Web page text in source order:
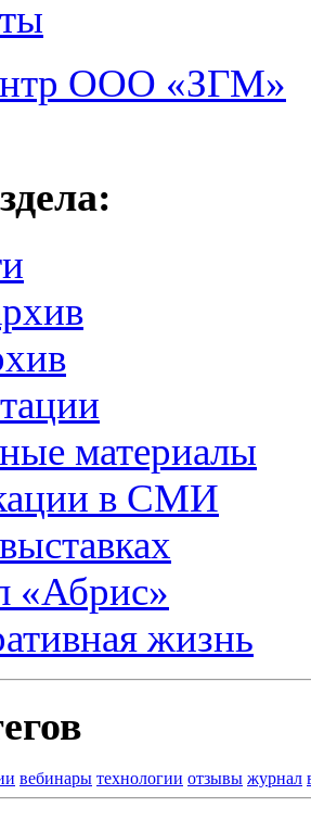
ООО «ЗГМ»
материалы
в СМИ
«Абрис»
жизнь
вебинары технологии отзывы журнал